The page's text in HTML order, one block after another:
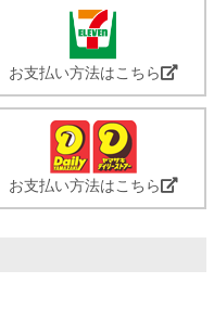
お支払い方法はこちら
お支払い方法はこちら